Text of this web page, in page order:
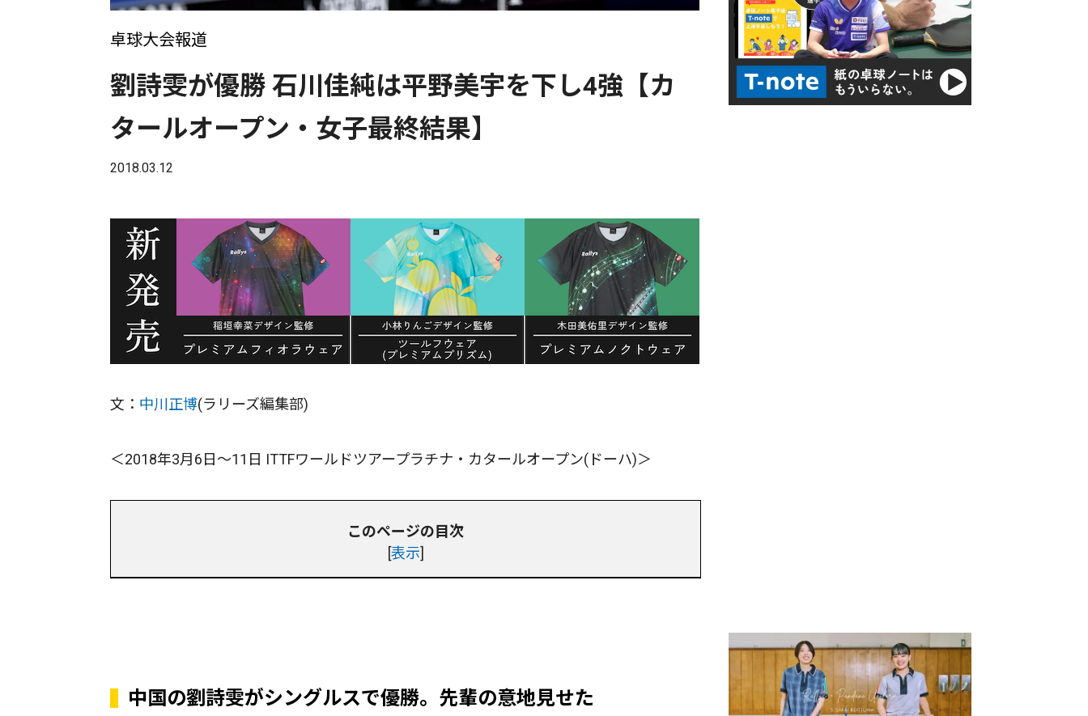
卓球大会報道
劉詩雯が優勝 石川佳純は平野美宇を下し4強【カ
タールオープン・女子最終結果】
2018.03.12
文： 中川正博(ラリーズ編集部)
＜2018年3月6日〜11日 ITTFワールドツアープラチナ・カタールオープン(ドーハ)＞
このページの目次
[表示]
中国の劉詩雯がシングルスで優勝。先輩の意地見せた